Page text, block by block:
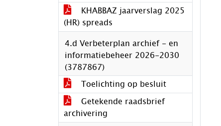
KHABBAZ jaarverslag 2025
(HR) spreads
4.d Verbeterplan archief - en
informatiebeheer 2026-2030
(3787867)
Toelichting op besluit
Getekende raadsbrief
archivering